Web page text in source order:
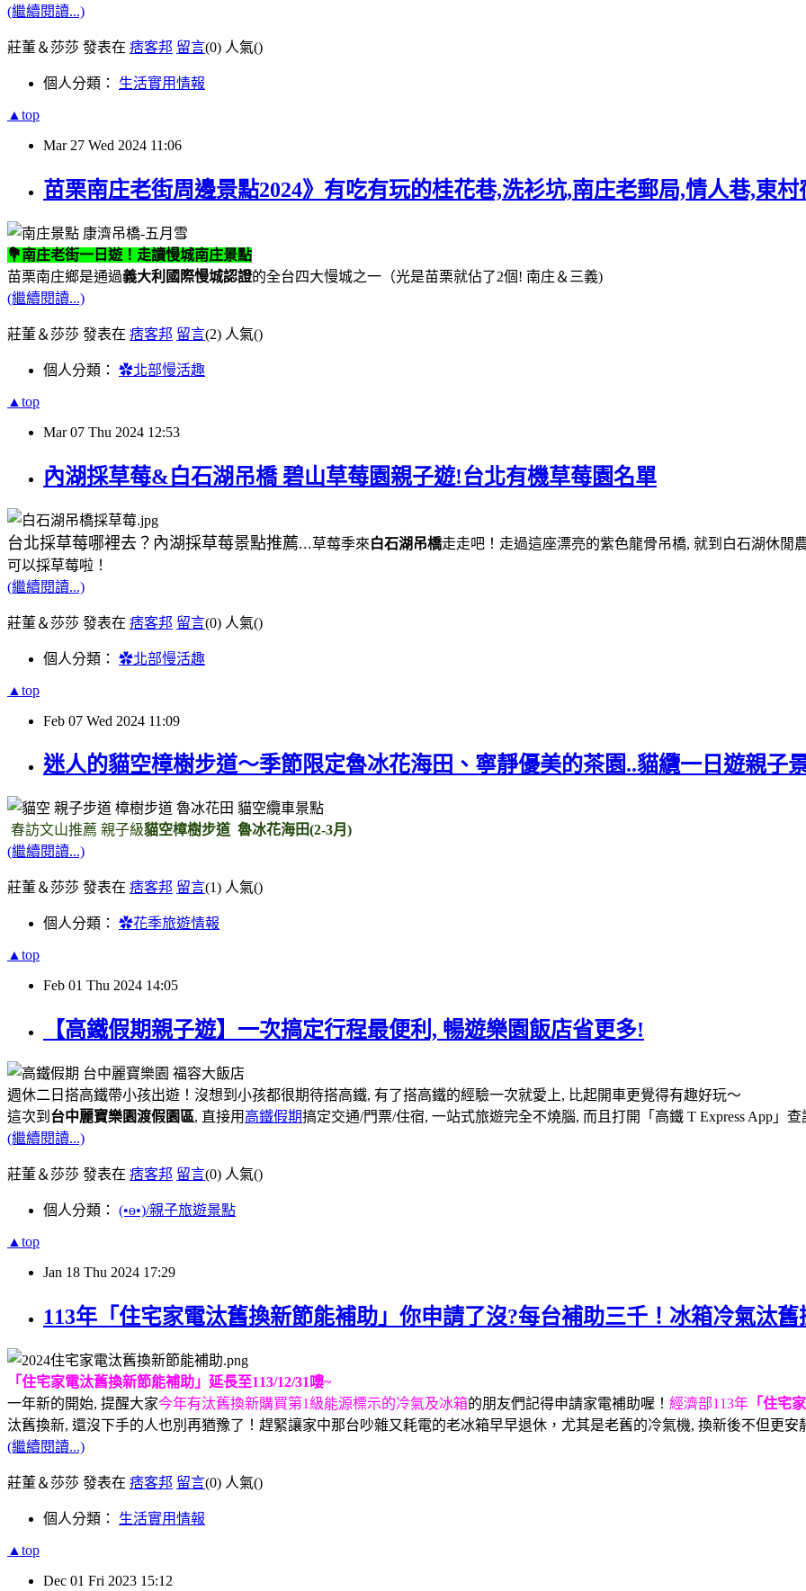
(繼續閱讀...)
莊董＆莎莎 發表在 痞客邦 留言(0) 人氣()
個人分類： 生活實用情報
▲top
Mar 27 Wed 2024 11:06
苗栗南庄老街周邊景點2024》有吃有玩的桂花巷,洗衫坑,南庄老郵局,情人巷,東
💐南庄老街一日遊！走讀慢城南庄景點
苗栗南庄鄉是通過義大利國際慢城認證的全台四大慢城之一（光是苗栗就佔了2個! 南庄＆三義)
(繼續閱讀...)
莊董＆莎莎 發表在 痞客邦 留言(2) 人氣()
個人分類： ✿北部慢活趣
▲top
Mar 07 Thu 2024 12:53
內湖採草莓&白石湖吊橋 碧山草莓園親子遊!台北有機草莓園名單
台北採草莓哪裡去？內湖採草莓景點推薦...草莓季來白石湖吊橋走走吧！走過這座漂亮的紫色龍骨吊橋, 就到白石湖休閒
可以採草莓啦！
(繼續閱讀...)
莊董＆莎莎 發表在 痞客邦 留言(0) 人氣()
個人分類： ✿北部慢活趣
▲top
Feb 07 Wed 2024 11:09
迷人的貓空樟樹步道～季節限定魯冰花海田、寧靜優美的茶園..貓纜一日遊親子
春訪文山推薦 親子級貓空樟樹步道 魯冰花海田(2-3月)
(繼續閱讀...)
莊董＆莎莎 發表在 痞客邦 留言(1) 人氣()
個人分類： ✿花季旅遊情報
▲top
Feb 01 Thu 2024 14:05
【高鐵假期親子遊】一次搞定行程最便利, 暢遊樂園飯店省更多!
週休二日搭高鐵帶小孩出遊！沒想到小孩都很期待搭高鐵, 有了搭高鐵的經驗一次就愛上, 比起開車更覺得有趣好玩～
這次到 台中麗寶樂園渡假園區, 直接用 高鐵假期搞定交通/門票/住宿, 一站式旅遊完全不燒腦, 而且打開「高鐵 T Express App」
(繼續閱讀...)
莊董＆莎莎 發表在 痞客邦 留言(0) 人氣()
個人分類： (•ө•)/親子旅遊景點
▲top
Jan 18 Thu 2024 17:29
113年「住宅家電汰舊換新節能補助」你申請了沒?每台補助三千！冰箱冷氣汰
「住宅家電汰舊換新節能補助」延長至113/12/31嘍~
一年新的開始, 提醒大家今年有汰舊換新購買第1級能源標示的冷氣及冰箱的朋友們記得申請家電補助喔！ 經濟部113年 「住宅
汰舊換新, 還沒下手的人也別再猶豫了！趕緊讓家中那台吵雜又耗電的老冰箱早早退休，尤其是老舊的冷氣機, 換新後不但更安
(繼續閱讀...)
莊董＆莎莎 發表在 痞客邦 留言(0) 人氣()
個人分類： 生活實用情報
▲top
Dec 01 Fri 2023 15:12